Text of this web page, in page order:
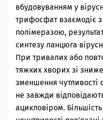
вбудовуванням у
трифосфат взаємодіє
полімеразою,
синтезу ланцюга
При тривалих або
тяжких хворих зі
зменшення чутливості
не завжди
ацикловіром.